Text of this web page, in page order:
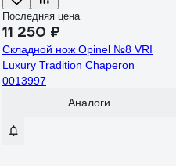
Последняя цена
11 250 ₽
Складной нож Opinel №8 VRI
Luxury Tradition Chaperon
0013997
Аналоги